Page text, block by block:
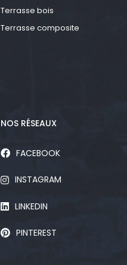
Terrasse bois
Terrasse composite
NOS RÉSEAUX
FACEBOOK
INSTAGRAM
LINKEDIN
PINTEREST